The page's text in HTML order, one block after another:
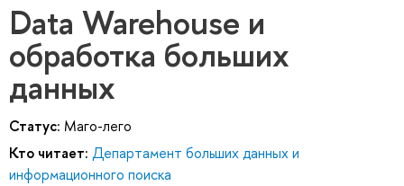
Data Warehouse и
обработка больших
данных
Статус: Маго-лего
Кто читает: Департамент больших данных и
информационного поиска